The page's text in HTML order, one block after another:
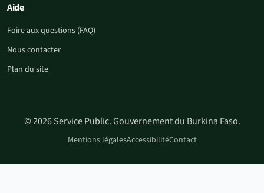
Aide
Foire aux questions (FAQ)
Nous contacter
Plan du site
© 2026 Service Public. Gouvernement du Burkina Faso.
Mentions légalesAccessibilitéContact